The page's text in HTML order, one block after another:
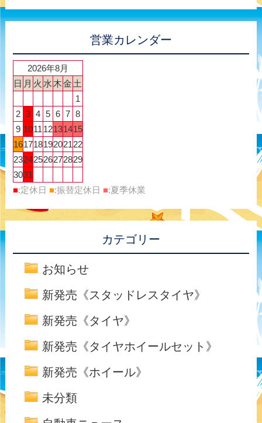
営業カレンダー
2026年8月
日 月 火 水 木金 土
1
2 3 4 5 6 7 8
9 1011 12131415
16171819202122
23242526272829
3031
■:定休日 ■:振替定休日 ■:夏季休業
カテゴリー
お知らせ
新発売《スタッドレスタイヤ》
新発売《タイヤ》
新発売《タイヤホイールセット》
新発売《ホイール》
未分類